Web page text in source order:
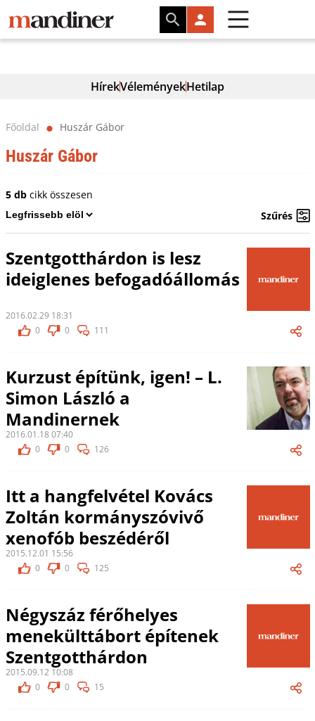
HírekVéleményekHetilap
Főoldal ⬤ Huszár Gábor
Huszár Gábor
5 dbcikk összesen
Szűrés
Szentgotthárdon is lesz
ideiglenes befogadóállomás
2016.02.29 18:31
0
0 111
Kurzust építünk, igen! – L.
Simon László a
Mandinernek
2016.01.18 07:40
0
0 126
Itt a hangfelvétel Kovács
Zoltán kormányszóvivő
xenofób beszédéről
2015.12.01 15:56
0
0 125
Négyszáz férőhelyes
menekülttábort építenek
Szentgotthárdon
2015.09.12 10:08
0
0 15